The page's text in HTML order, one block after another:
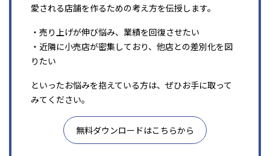
愛される店舗を作るための考え方を伝授します。
・売り上げが伸び悩み、業績を回復させたい
・近隣に小売店が密集しており、他店との差別化を図
りたい
といったお悩みを抱えている方は、ぜひお手に取って
みてください。
無料ダウンロードはこちらから